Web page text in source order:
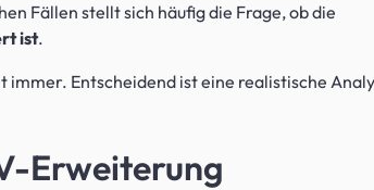
Fällen stellt sich häufig die Frage, ob die
ist.
immer. Entscheidend ist eine realistische
Erweiterung